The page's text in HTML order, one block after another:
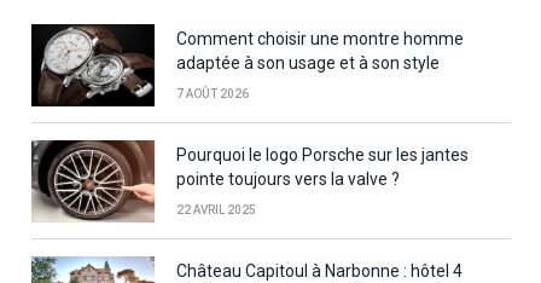
Comment choisir une montre homme
adaptée à son usage et à son style
7 AOÛT 2026
Pourquoi le logo Porsche sur les jantes
pointe toujours vers la valve ?
22 AVRIL 2025
Château Capitoul à Narbonne : hôtel 4